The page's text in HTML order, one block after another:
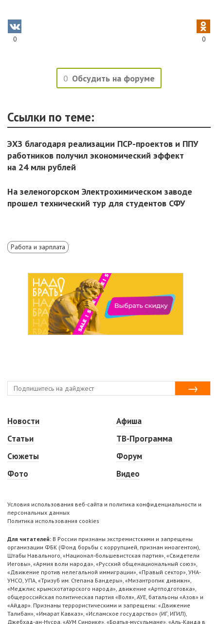
0 0
0 Обсудить на форуме
Ссылки по теме:
ЭХЗ благодаря реализации ПСР-проектов и ППУ
работников получил экономический эффект
на 24 млн рублей
На зеленогорском Электрохимическом заводе
прошел технический тур для студентов СФУ
Работа и зарплата
Новости
Статьи
Сюжеты
Фото
Афиша
ТВ-Программа
Форум
Видео
Условия использования веб-сайта и политика конфиденциальности и
персональных данных
Политика использования cookies
Для читателей: В России признаны экстремистскими и запрещены
организации ФБК (Фонд борьбы с коррупцией, признан иноагентом),
Штабы Навального, «Национал-большевистская партия», «Свидетели
Иеговы», «Армия воли народа», «Русский общенациональный союз»,
«Движение против нелегальной иммиграции», «Правый сектор», УНА-
УНСО, УПА, «Тризуб им. Степана Бандеры», «Мизантропик дивижн»,
«Меджлис крымскотатарского народа», движение «Артподготовка»,
общероссийская политическая партия «Воля», АУЕ, батальоны «Азов» и
«Айдар». Признаны террористическими и запрещены: «Движение
Талибан», «Имарат Кавказ», «Исламское государство» (ИГ, ИГИЛ),
Джебхад-ан-Нусра, «АУМ Синрике», «Братья-мусульмане», «Аль-Каида в